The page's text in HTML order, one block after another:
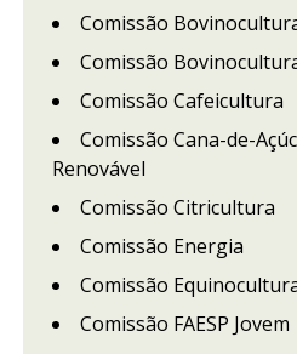
Comissão
Comissão
Comissão Cafeicultura
Comissão Cana-de-
Renovável
Comissão Citricultura
Comissão Energia
Comissão
Comissão FAESP Jovem